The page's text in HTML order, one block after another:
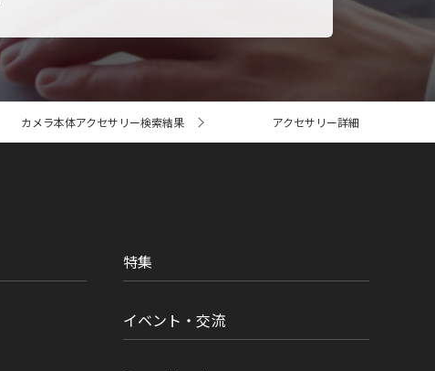
カメラ本体アクセサリー検索結果 アクセサリー詳細
特集
イベント・交流